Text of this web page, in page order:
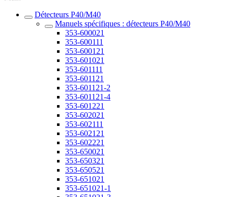
Détecteurs P40/M40
Manuels spécifiques : détecteurs P40/M40
353-600021
353-600111
353-600121
353-601021
353-601111
353-601121
353-601121-2
353-601121-4
353-601221
353-602021
353-602111
353-602121
353-602221
353-650021
353-650321
353-650521
353-651021
353-651021-1